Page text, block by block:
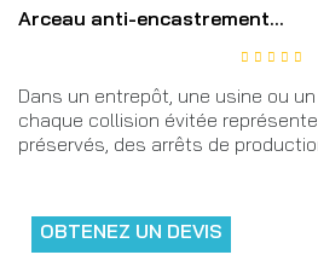
Arceau anti-encastrement...
Dans un entrepôt, une usine ou
chaque collision évitée
préservés, des arrêts de
OBTENEZ UN DEVIS